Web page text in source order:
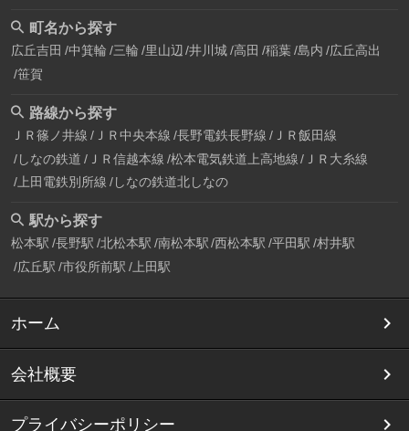
町名から探す
広丘吉田 中箕輪 三輪 里山辺 井川城 高田 稲葉 島内 広丘高出
笹賀
路線から探す
ＪＲ篠ノ井線 ＪＲ中央本線 長野電鉄長野線 ＪＲ飯田線
しなの鉄道 ＪＲ信越本線 松本電気鉄道上高地線
ＪＲ大糸線
上田電鉄別所線 しなの鉄道北しなの
駅から探す
松本駅 長野駅 北松本駅 南松本駅 西松本駅 平田駅 村井駅
広丘駅 市役所前駅 上田駅
ホーム
会社概要
プライバシーポリシー